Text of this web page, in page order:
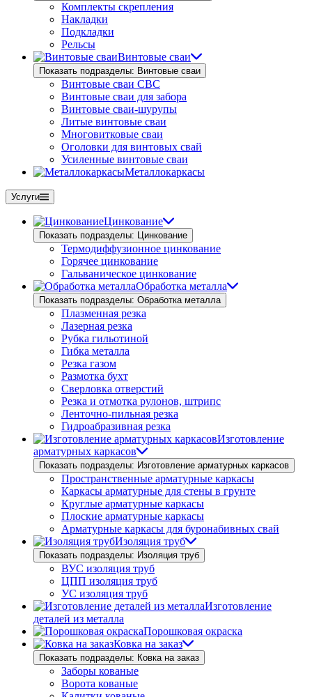
Комплекты скрепления
Накладки
Подкладки
Рельсы
Винтовые сваи
Показать подразделы: Винтовые сваи
Винтовые сваи СВС
Винтовые сваи для забора
Винтовые сваи-шурупы
Литые винтовые сваи
Многовитковые сваи
Оголовки для винтовых свай
Усиленные винтовые сваи
Металлокаркасы
Услуги
Цинкование
Показать подразделы: Цинкование
Термодиффузионное цинкование
Горячее цинкование
Гальваническое цинкование
Обработка металла
Показать подразделы: Обработка металла
Плазменная резка
Лазерная резка
Рубка гильотиной
Гибка металла
Резка газом
Размотка бухт
Сверловка отверстий
Резка и отмотка рулонов, штрипс
Ленточно-пильная резка
Гидроабразивная резка
Изготовление
арматурных каркасов
Показать подразделы: Изготовление арматурных каркасов
Пространственные арматурные каркасы
Каркасы арматурные для стены в грунте
Круглые арматурные каркасы
Плоские арматурные каркасы
Арматурные каркасы для буронабивных свай
Изоляция труб
Показать подразделы: Изоляция труб
ВУС изоляция труб
ЦПП изоляция труб
УС изоляция труб
Изготовление
деталей из металла
Порошковая окраска
Ковка на заказ
Показать подразделы: Ковка на заказ
Заборы кованые
Ворота кованые